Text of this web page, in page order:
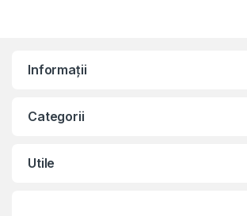
Informații
Categorii
Utile